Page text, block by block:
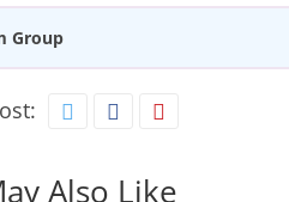
Group
Also Like